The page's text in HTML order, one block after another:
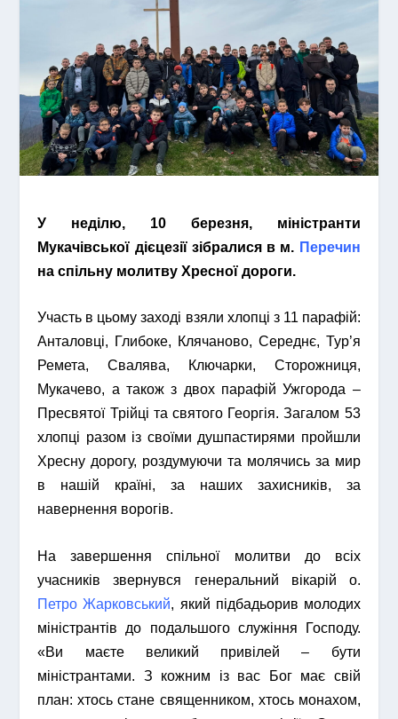
У неділю, 10 березня, міністранти
Мукачівської дієцезії зібралися в м. Перечин
на спільну молитву Хресної дороги.
Участь в цьому заході взяли хлопці з 11 парафій:
Анталовці, Глибоке, Клячаново, Середнє, Тур’я
Ремета, Свалява, Ключарки, Сторожниця,
Мукачево, а також з двох парафійУжгорода –
Пресвятої Трійці та святого Георгія. Загалом 53
хлопці разом із своїми душпастирями пройшли
Хресну дорогу, роздумуючи та молячись за мир
в нашій країні, за наших захисників, за
навернення ворогів.
На завершення спільної молитви до всіх
учасників звернувся генеральний вікарій о.
Петро Жарковський, який підбадьорив молодих
міністрантів до подальшого служіння Господу.
«Ви маєте великий привілей – бути
міністрантами. З кожним із вас Бог має свій
план: хтось стане священником, хтось монахом,